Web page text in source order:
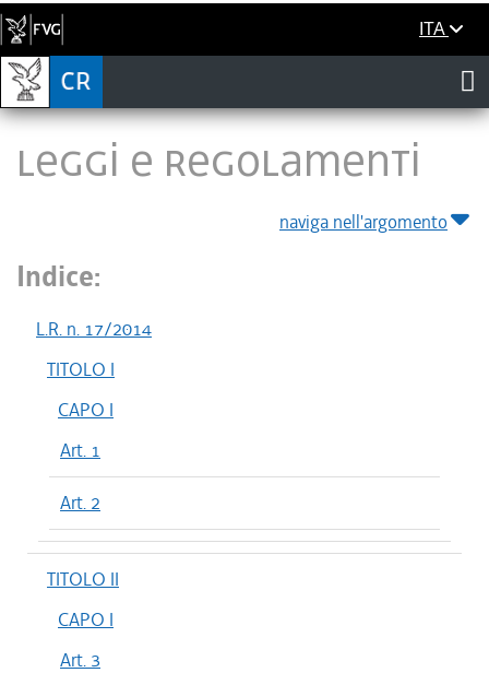
ITA
LEGGI E REGOLAMENTI
naviga nell'argomento
Indice:
L.R. n. 17/2014
TITOLO I
CAPO I
Art. 1
Art. 2
TITOLO II
CAPO I
Art. 3